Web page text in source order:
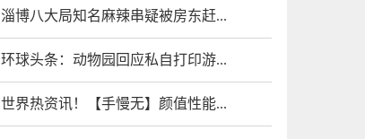
淄博八大局知名麻辣串疑被房东赶...
环球头条：动物园回应私自打印游...
世界热资讯！【手慢无】颜值性能...